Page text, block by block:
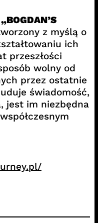
z myślą o
ich
przeszłości
wolny od
przez ostatnie
świadomość,
jest im niezbędna